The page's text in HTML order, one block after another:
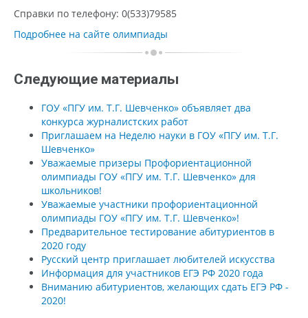
Справки по телефону: 0(533)79585
Подробнее на сайте олимпиады
Следующие материалы
ГОУ «ПГУ им. Т.Г. Шевченко» объявляет два
конкурса журналистских работ
Приглашаем на Неделю науки в ГОУ «ПГУ им. Т.Г.
Шевченко»
Уважаемые призеры Профориентационной
олимпиады ГОУ «ПГУ им. Т.Г. Шевченко» для
школьников!
Уважаемые участники профориентационной
олимпиады ГОУ «ПГУ им. Т.Г. Шевченко»!
Предварительное тестирование абитуриентов в
2020 году
Русский центр приглашает любителей искусства
Информация для участников ЕГЭ РФ 2020 года
Вниманию абитуриентов, желающих сдать ЕГЭ РФ -
2020!